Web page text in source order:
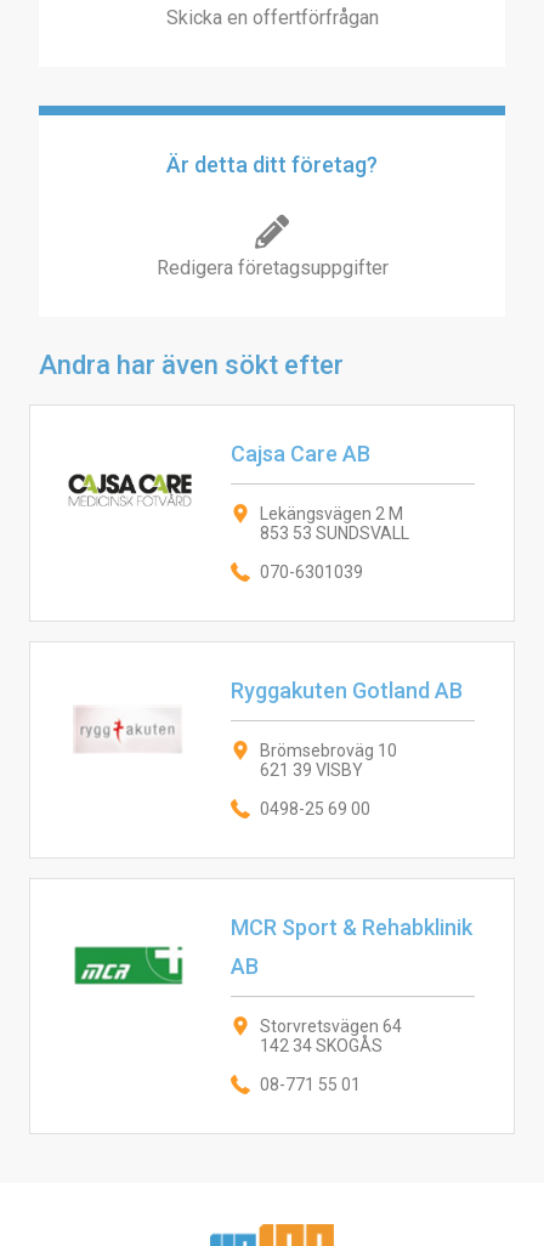
Skicka en offertförfrågan
Är detta ditt företag?
Redigera företagsuppgifter
Andra har även sökt efter
Cajsa Care AB
Lekängsvägen 2 M
853 53 SUNDSVALL
070-6301039
Ryggakuten Gotland AB
Brömsebroväg 10
621 39 VISBY
0498-25 69 00
MCR Sport & Rehabklinik
AB
Storvretsvägen 64
142 34 SKOGÅS
08-771 55 01